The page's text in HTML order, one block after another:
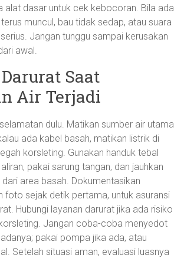
alat dasar untuk cek kebocoran. Bila ada
muncul, bau tidak sedap, atau suara
Jangan tunggu sampai kerusakan
awal.
Saat
Air Terjadi
dulu. Matikan sumber air utama
ada kabel basah, matikan listrik di
korsleting. Gunakan handuk tebal
pakai sarung tangan, dan jauhkan
area basah. Dokumentasikan
foto sejak detik pertama, untuk asuransi
Hubungi layanan darurat jika ada risiko
Jangan coba-coba menyedot
pakai pompa jika ada, atau
Setelah situasi aman, evaluasi luasnya